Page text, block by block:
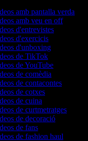
amb pantalla verda
amb veu en off
d'entrevistes
d'exercicis
d'unboxing
de TikTok
de YouTube
de comèdia
de contacontes
de cotxes
de cuina
de curtmetratges
de decoració
de fans
de fashion haul